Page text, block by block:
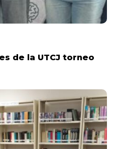
de la UTCJ torneo